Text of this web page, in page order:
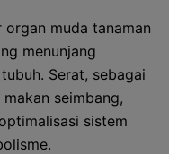
muda tanaman
menunjang
Serat, sebagai
seimbang,
sistem